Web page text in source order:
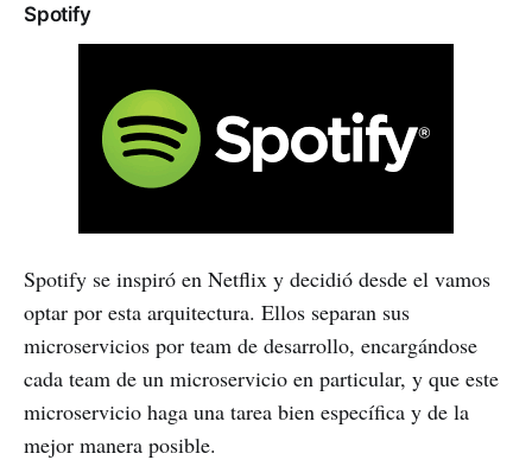
Spotify
Spotify se inspiró en Netflix y decidió desde el vamos
optar por esta arquitectura. Ellos separan sus
microservicios por team de desarrollo, encargándose
cada team de un microservicio en particular, y que este
microservicio haga una tarea bien específica y de la
mejor manera posible.